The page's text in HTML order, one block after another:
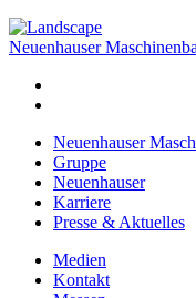
Neuenhauser
Neuenhauser
Gruppe
Neuenhauser
Karriere
Presse & Aktuelles
Medien
Kontakt